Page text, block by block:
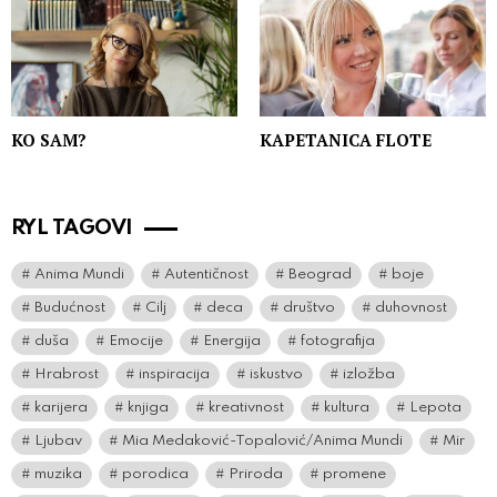
KO SAM? KAPETANICA FLOTE
RYL TAGOVI
Anima Mundi Autentičnost Beograd boje
Budućnost Cilj deca društvo duhovnost
duša Emocije Energija fotografija
Hrabrost inspiracija iskustvo izložba
karijera knjiga kreativnost kultura Lepota
Ljubav Mia Medaković-Topalović/Anima Mundi Mir
muzika porodica Priroda promene